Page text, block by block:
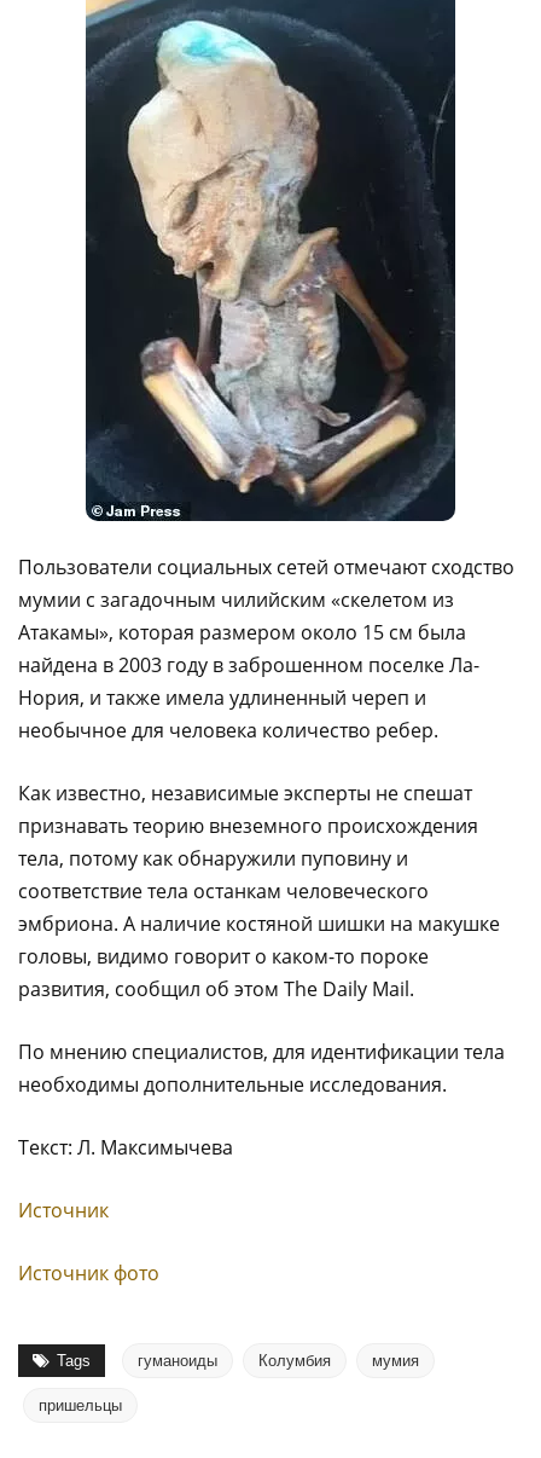
Пользователи социальных сетей отмечают сходство
мумии с загадочным чилийским «скелетом из
Атакамы», которая размером около 15 см была
найдена в 2003 году в заброшенном поселке Ла-
Нория, и также имела удлиненный череп и
необычное для человека количество ребер.
Как известно, независимые эксперты не спешат
признавать теорию внеземного происхождения
тела, потому как обнаружили пуповину и
соответствие тела останкам человеческого
эмбриона. А наличие костяной шишки на макушке
головы, видимо говорит о каком-то пороке
развития, сообщил об этом The Daily Mail.
По мнению специалистов, для идентификации тела
необходимы дополнительные исследования.
Текст: Л. Максимычева
Источник
Источник фото
Tags гуманоиды Колумбия мумия
пришельцы